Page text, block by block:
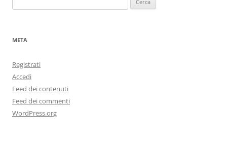
per:
META
Registrati
Accedi
Feed dei contenuti
Feed dei commenti
WordPress.org